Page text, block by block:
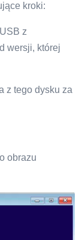
kroki:
z
wersji, której
z tego dysku za
obrazu